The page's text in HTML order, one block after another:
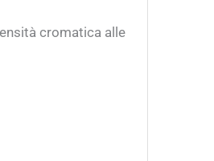
cromatica alle